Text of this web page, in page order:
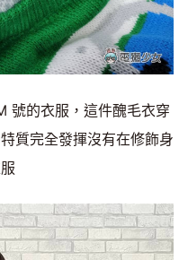
號的衣服，這件醜毛衣穿
質完全發揮沒有在修飾身